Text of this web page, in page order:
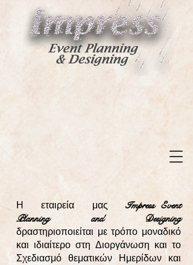
Η εταιρεία μας
Impress Event
Planning and Designing
δραστηριοποιείται με τρόπο μοναδικό
και ιδιαίτερο στη Διοργάνωση και το
Σχεδιασμό θεματικών Ημερίδων και